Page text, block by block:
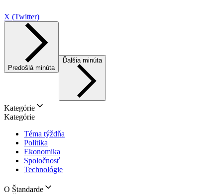
X (Twitter)
Predošlá minúta
Ďalšia minúta
Kategórie
Kategórie
Téma týždňa
Politika
Ekonomika
Spoločnosť
Technológie
O Štandarde